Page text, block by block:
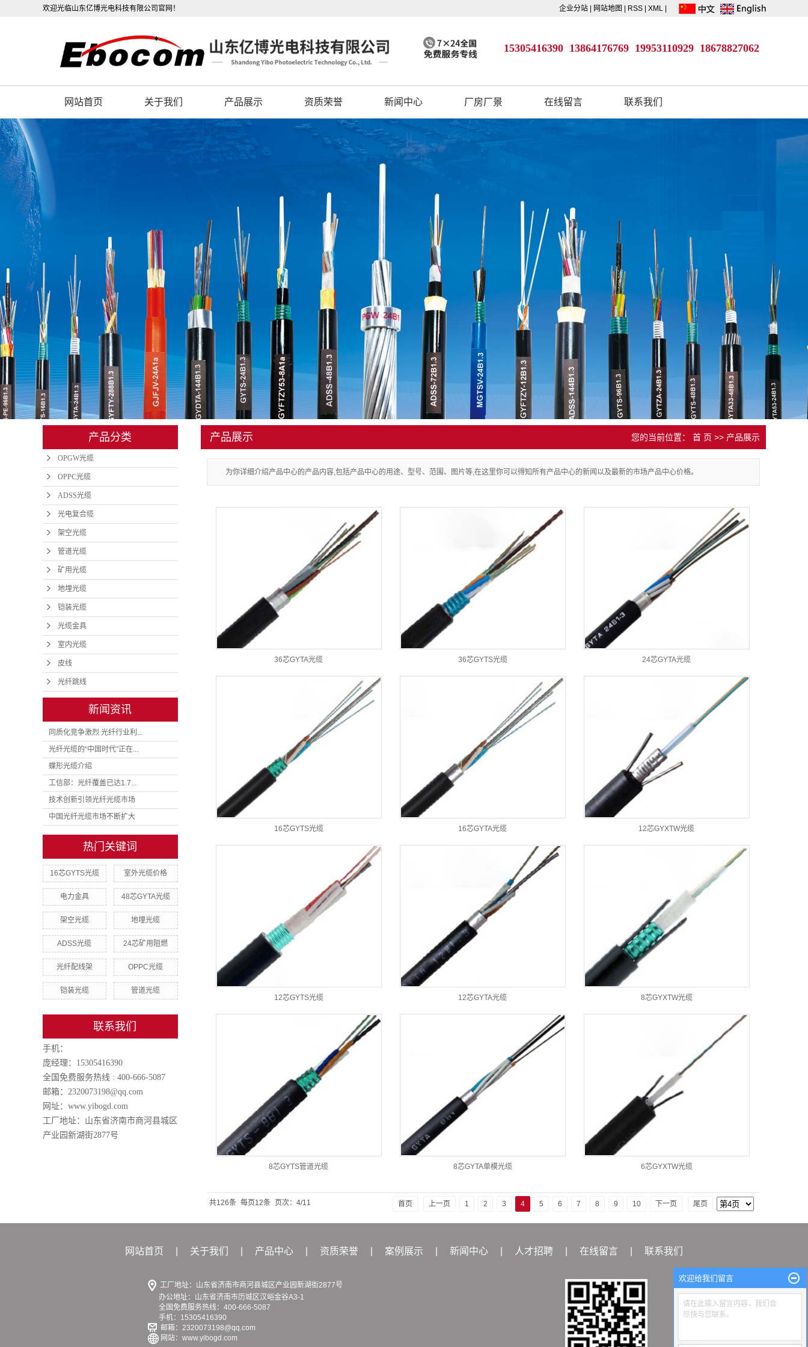
欢迎光临山东亿博光电科技有限公司官网！ 企业分站| 网站地图 RSS| XML|
15305416390 13864176769 19953110929 18678827062
网站首页 关于我们
公司概况
产品展示
OPGW光缆
OPPC光缆
光电复合缆
架空光缆
管道光缆
矿用光缆
地埋光缆
铠装光缆
光缆金具
室内光缆
皮线
资质荣誉 新闻中心
公司动态
行业资讯
厂房厂景 在线留言 联系我们
产品分类
OPGW光缆
OPPC光缆
ADSS光缆
光电复合缆
架空光缆
管道光缆
矿用光缆
地埋光缆
铠装光缆
光缆金具
室内光缆
皮线
光纤跳线
新闻资讯
同质化竞争激烈 光纤行业利...
光纤光缆的“中国时代”正在...
蝶形光缆介绍
工信部：光纤覆盖已达1.7...
技术创新引领光纤光缆市场
中国光纤光缆市场不断扩大
热门关键词
16芯GYTS光缆 室外光缆价格
电力金具 48芯GYTA光缆
架空光缆 地埋光缆
ADSS光缆 24芯矿用阻燃
光纤配线架 OPPC光缆
铠装光缆 管道光缆
联系我们
手机：
庞经理：15305416390
全国免费服务热线 : 400-666-5087
邮箱：2320073198@qq.com
网址：www.yibogd.com
工厂地址：山东省济南市商河县城区
产业园新湖街2877号
产品展示 您的当前位置： 首 页 >> 产品展示
为你详细介绍产品中心的产品内容,包括产品中心的用途、型号、范围、图片等,在这里你可以得知所有产品中心的新闻以及最新的市场产品中心价格。
36芯GYTA光缆 36芯GYTS光缆 24芯GYTA光缆
16芯GYTS光缆 16芯GYTA光缆 12芯GYXTW光缆
12芯GYTS光缆 12芯GYTA光缆 8芯GYXTW光缆
8芯GYTS管道光缆 8芯GYTA单模光缆 6芯GYXTW光缆
共126条 每页12条 页次：4/11 首页 上一页 1 2 3 4 5 6 7 8 9 10 下一页 尾页
网站首页 关于我们 产品中心 资质荣誉 案例展示 新闻中心 人才招聘 在线留言 联系我们
工厂地址：山东省济南市商河县城区产业园新湖街2877号
办公地址：山东省济南市历城区汉峪金谷A3-1
全国免费服务热线：400-666-5087
手机：15305416390
邮箱：2320073198@qq.com
网站：www.yibogd.com
欢迎给我们留言
请在此输入留言内容，我们会
尽快与您联系。